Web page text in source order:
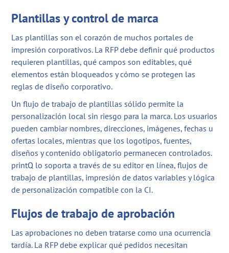
Plantillas y control de marca
Las plantillas son el corazón de muchos portales de
impresión corporativos. La RFP debe definir qué productos
requieren plantillas, qué campos son editables, qué
elementos están bloqueados y cómo se protegen las
reglas de diseño corporativo.
Un flujo de trabajo de plantillas sólido permite la
personalización local sin riesgo para la marca. Los usuarios
pueden cambiar nombres, direcciones, imágenes, fechas u
ofertas locales, mientras que los logotipos, fuentes,
diseños y contenido obligatorio permanecen controlados.
printQ lo soporta a través de su editor en línea, flujos de
trabajo de plantillas, impresión de datos variables y lógica
de personalización compatible con la CI.
Flujos de trabajo de aprobación
Las aprobaciones no deben tratarse como una ocurrencia
tardía. La RFP debe explicar qué pedidos necesitan